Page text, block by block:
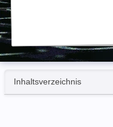
Inhaltsverzeichnis